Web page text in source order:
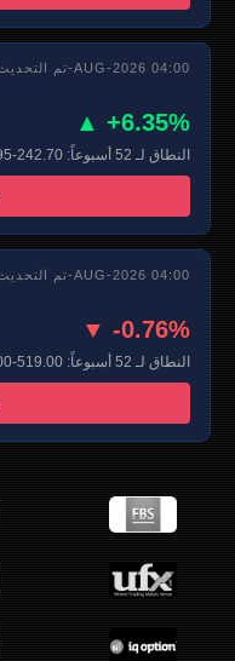
تم التحديث: 05-AUG-2026 04:00
▲ +6.35%
النطاق لـ 52 أسبوعاً: 242.70-437.95
تم التحديث: 05-AUG-2026 04:00
▼ -0.76%
النطاق لـ 52 أسبوعاً: 519.00-706.00